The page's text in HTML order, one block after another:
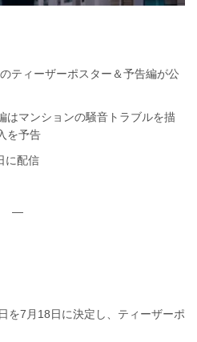
ティーザーポスター＆予告編が公
マンションの騒音トラブルを描
を予告
に配信
—
を7月18日に決定し、ティーザーポ